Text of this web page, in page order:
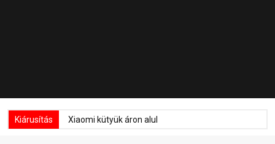
Kiárusítás Xiaomi kütyük áron alul